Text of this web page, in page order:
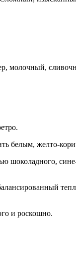
молочный,
белым, желто-
и роскошно.